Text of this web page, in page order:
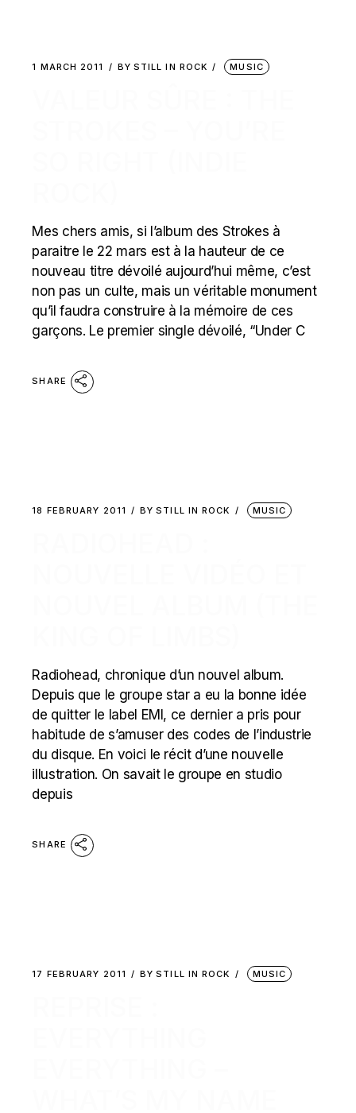
1 MARCH 2011 BY STILL IN ROCK MUSIC
Mes chers amis, si l’album des Strokes à
paraitre le 22 mars est à la hauteur de ce
nouveau titre dévoilé aujourd’hui même, c’est
non pas un culte, mais un véritable monument
qu’il faudra construire à la mémoire de ces
garçons. Le premier single dévoilé, “Under C
SHARE
18 FEBRUARY 2011 BY STILL IN ROCK MUSIC
Radiohead, chronique d’un nouvel album.
Depuis que le groupe star a eu la bonne idée
de quitter le label EMI, ce dernier a pris pour
habitude de s’amuser des codes de l’industrie
du disque. En voici le récit d’une nouvelle
illustration. On savait le groupe en studio
depuis
SHARE
17 FEBRUARY 2011 BY STILL IN ROCK MUSIC